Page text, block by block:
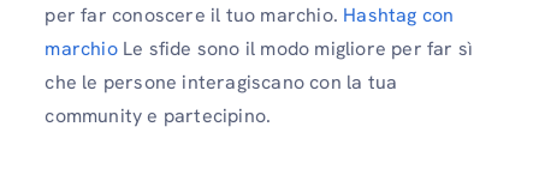
per far conoscere il tuo marchio. Hashtag con
marchioLe sfide sono il modo migliore per far sì
che le persone interagiscano con la tua
community e partecipino.